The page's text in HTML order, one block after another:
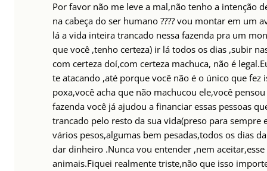
Por favor não me leve a mal,não tenho a intenção
na cabeça do ser humano ???? vou montar em um
lá a vida inteira trancado nessa fazenda pra um
que você ,tenho certeza) ir lá todos os dias ,subir
com certeza doí,com certeza machuca, não é
te atacando ,até porque você não é o único que
poxa,você acha que não machucou ele,você
fazenda você já ajudou a financiar essas pessoas
trancado pelo resto da sua vida(preso para sempre
vários pesos,algumas bem pesadas,todos os dias
dar dinheiro .Nunca vou entender ,nem
animais.Fiquei realmente triste,não que isso